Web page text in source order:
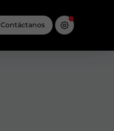
Contáctanos